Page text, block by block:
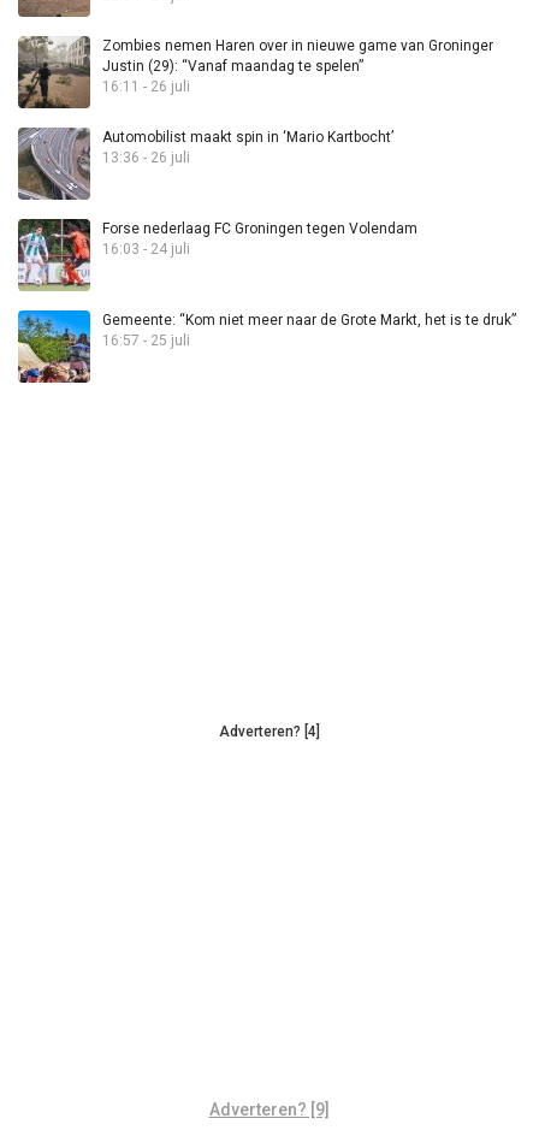
Zombies nemen Haren over in nieuwe game van Groninger
Justin (29): “Vanaf maandag te spelen”
16:11 - 26 juli
Automobilist maakt spin in ‘Mario Kartbocht’
13:36 - 26 juli
Forse nederlaag FC Groningen tegen Volendam
16:03 - 24 juli
Gemeente: “Kom niet meer naar de Grote Markt, het is te druk”
16:57 - 25 juli
Adverteren? [4]
Adverteren? [9]